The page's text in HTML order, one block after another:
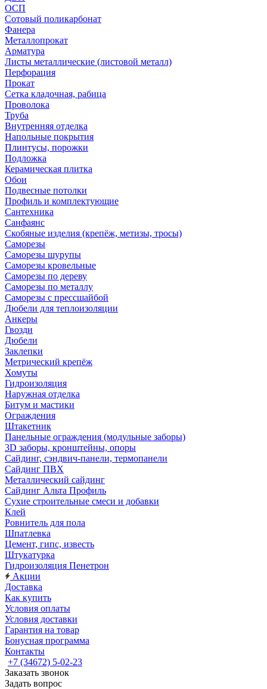
ОСП
Сотовый поликарбонат
Фанера
Металлопрокат
Арматура
Листы металлические (листовой металл)
Перфорация
Прокат
Сетка кладочная, рабица
Проволока
Труба
Внутренняя отделка
Напольные покрытия
Плинтусы, порожки
Подложка
Керамическая плитка
Обои
Подвесные потолки
Профиль и комплектующие
Сантехника
Санфаянс
Скобяные изделия (крепёж, метизы, тросы)
Саморезы
Саморезы шурупы
Саморезы кровельные
Саморезы по дереву
Саморезы по металлу
Саморезы с прессшайбой
Дюбели для теплоизоляции
Анкеры
Гвозди
Дюбели
Заклепки
Метрический крепёж
Хомуты
Гидроизоляция
Наружная отделка
Битум и мастики
Ограждения
Штакетник
Панельные ограждения (модульные заборы)
3D заборы, кронштейны, опоры
Cайдинг, сэндвич-панели, термопанели
Сайдинг ПВХ
Металлический сайдинг
Сайдинг Альта Профиль
Сухие строительные смеси и добавки
Клей
Ровнитель для пола
Шпатлевка
Цемент, гипс, известь
Штукатурка
Гидроизоляция Пенетрон
Акции
Доставка
Как купить
Условия оплаты
Условия доставки
Гарантия на товар
Бонусная программа
Контакты
+7 (34672) 5-02-23
Заказать звонок
Задать вопрос